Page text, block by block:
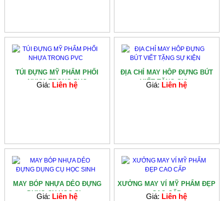
TÚI ĐỰNG MỸ PHẨM PHỐI
NHỰA TRONG PVC
Giá: Liên hệ
ĐỊA CHỈ MAY HÔP ĐỰNG BÚT
VIẾT TẶNG SỰ...
Giá: Liên hệ
MAY BÓP NHỰA DẺO ĐỰNG
DỤNG CỤ HỌC SI...
Giá: Liên hệ
XƯỞNG MAY VÍ MỸ PHẨM ĐẸP
CAO CẤP
Giá: Liên hệ